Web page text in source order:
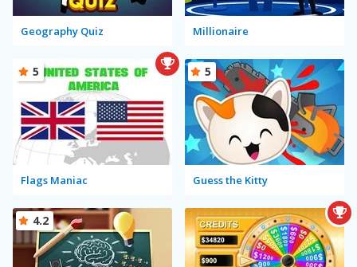
Geography Quiz Millionaire
Flags Maniac
5
Guess the Kitty
5
4.2